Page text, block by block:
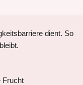
dient. So
Frucht